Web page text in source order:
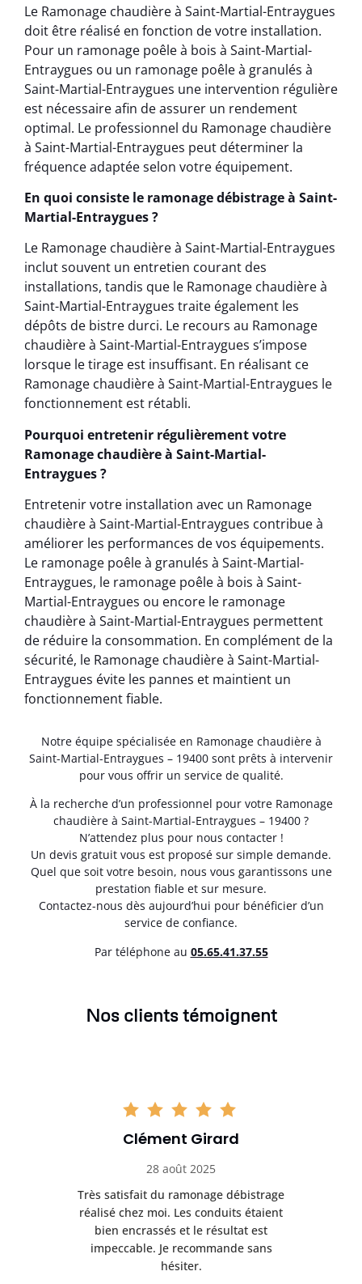
Le Ramonage chaudière à Saint-Martial-Entraygues
doit être réalisé en fonction de votre installation.
Pour un ramonage poêle à bois à Saint-Martial-
Entraygues ou un ramonage poêle à granulés à
Saint-Martial-Entraygues une intervention régulière
est nécessaire afin de assurer un rendement
optimal. Le professionnel du Ramonage chaudière
à Saint-Martial-Entraygues peut déterminer la
fréquence adaptée selon votre équipement.
En quoi consiste le ramonage débistrage à Saint-
Martial-Entraygues ?
Le Ramonage chaudière à Saint-Martial-Entraygues
inclut souvent un entretien courant des
installations, tandis que le Ramonage chaudière à
Saint-Martial-Entraygues traite également les
dépôts de bistre durci. Le recours au Ramonage
chaudière à Saint-Martial-Entraygues s’impose
lorsque le tirage est insuffisant. En réalisant ce
Ramonage chaudière à Saint-Martial-Entraygues le
fonctionnement est rétabli.
Pourquoi entretenir régulièrement votre
Ramonage chaudière à Saint-Martial-
Entraygues ?
Entretenir votre installation avec un Ramonage
chaudière à Saint-Martial-Entraygues contribue à
améliorer les performances de vos équipements.
Le ramonage poêle à granulés à Saint-Martial-
Entraygues, le ramonage poêle à bois à Saint-
Martial-Entraygues ou encore le ramonage
chaudière à Saint-Martial-Entraygues permettent
de réduire la consommation. En complément de la
sécurité, le Ramonage chaudière à Saint-Martial-
Entraygues évite les pannes et maintient un
fonctionnement fiable.
Notre équipe spécialisée en Ramonage chaudière à
Saint-Martial-Entraygues – 19400 sont prêts à intervenir
pour vous offrir un service de qualité.
À la recherche d’un professionnel pour votre Ramonage
chaudière à Saint-Martial-Entraygues – 19400 ?
N’attendez plus pour nous contacter !
Un devis gratuit vous est proposé sur simple demande.
Quel que soit votre besoin, nous vous garantissons une
prestation fiable et sur mesure.
Contactez-nous dès aujourd’hui pour bénéficier d’un
service de confiance.
Par téléphone au 05.65.41.37.55
Nos clients témoignent
Clément Girard
28 août 2025
Très satisfait du ramonage débistrage
réalisé chez moi. Les conduits étaient
bien encrassés et le résultat est
impeccable. Je recommande sans
hésiter.